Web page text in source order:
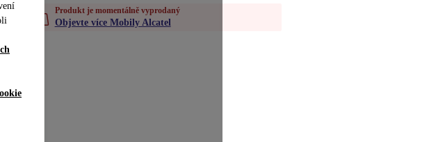
Produkt je momentálně vyprodaný
Objevte více Mobily Alcatel